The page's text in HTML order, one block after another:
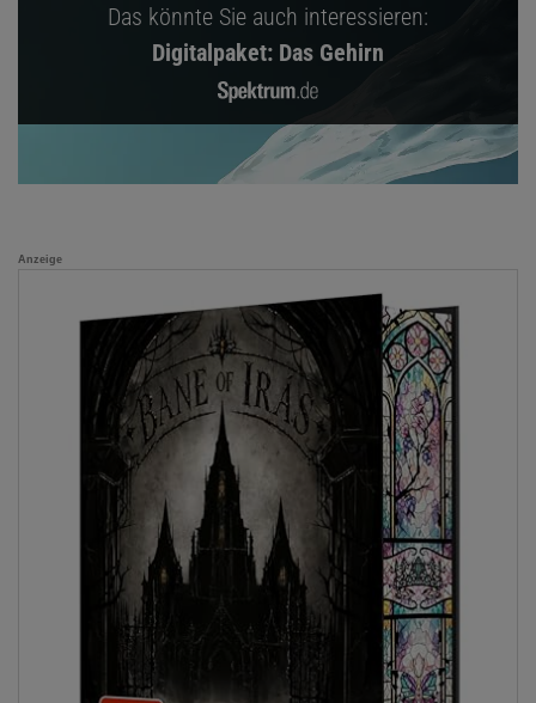
Das könnte Sie auch interessieren:
Digitalpaket: Das Gehirn
Anzeige